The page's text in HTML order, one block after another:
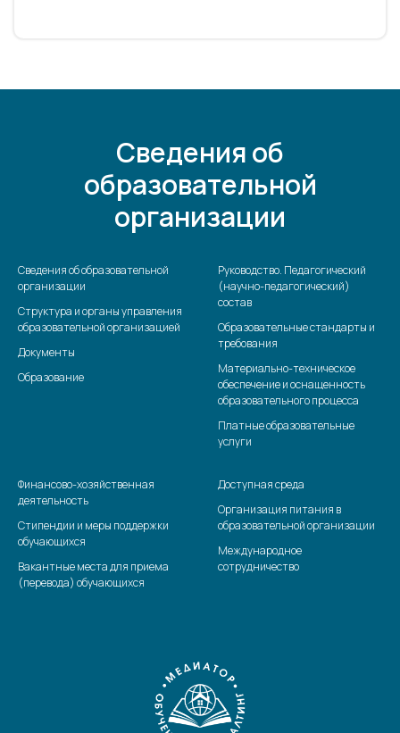
Сведения об
образовательной
организации
Сведения об образовательной
организации
Структура и органы управления
образовательной организацией
Документы
Образование
Руководство. Педагогический
(научно-педагогический)
состав
Образовательные стандарты и
требования
Материально-техническое
обеспечение и оснащенность
образовательного процесса
Платные образовательные
услуги
Финансово-хозяйственная
деятельность
Стипендии и меры поддержки
обучающихся
Вакантные места для приема
(перевода) обучающихся
Доступная среда
Организация питания в
образовательной организации
Международное
сотрудничество